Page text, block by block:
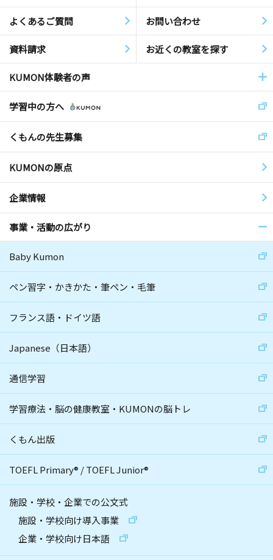
よくあるご質問 お問い合わせ
資料請求 お近くの教室を探す
KUMON体験者の声
学習中の方へ
くもんの先生募集
KUMONの原点
企業情報
事業・活動の広がり
Baby Kumon
ペン習字・かきかた・筆ペン・毛筆
フランス語・ドイツ語
Japanese（日本語）
通信学習
学習療法・脳の健康教室・KUMONの脳トレ
くもん出版
TOEFL Primary® /TOEFL Junior®
施設・学校・企業での公文式
施設・学校向け導入事業
企業・学校向け日本語